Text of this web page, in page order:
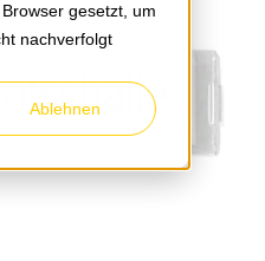
gesetzt, um
nachverfolgt
Ablehnen